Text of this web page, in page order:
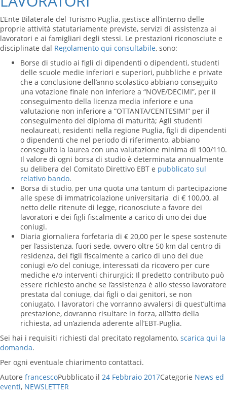
L’Ente Bilaterale del Turismo Puglia, gestisce all’interno delle
proprie attività statutariamente previste, servizi di assistenza ai
lavoratori e ai famigliari degli stessi. Le prestazioni riconosciute e
disciplinate dal Regolamento qui consultabile, sono:
Borse di studio ai figli di dipendenti o dipendenti, studenti
delle scuole medie inferiori e superiori, pubbliche e private
che a conclusione dell’anno scolastico abbiano conseguito
una votazione finale non inferiore a “NOVE/DECIMI”, per il
conseguimento della licenza media inferiore e una
valutazione non inferiore a “OTTANTA/CENTESIMI” per il
conseguimento del diploma di maturità; Agli studenti
neolaureati, residenti nella regione Puglia, figli di dipendenti
o dipendenti che nel periodo di riferimento, abbiano
conseguito la laurea con una valutazione minima di 100/110.
Il valore di ogni borsa di studio è determinata annualmente
su delibera del Comitato Direttivo EBT e pubblicato sul
relativo bando.
Borsa di studio, per una quota una tantum di partecipazione
alle spese di immatricolazione universitaria di € 100,00, al
netto delle ritenute di legge, riconosciute a favore dei
lavoratori e dei figli fiscalmente a carico di uno dei due
coniugi.
Diaria giornaliera forfetaria di € 20,00 per le spese sostenute
per l’assistenza, fuori sede, ovvero oltre 50 km dal centro di
residenza, dei figli fiscalmente a carico di uno dei due
coniugi e/o del coniuge, interessati da ricovero per cure
mediche e/o interventi chirurgici; Il predetto contributo può
essere richiesto anche se l’assistenza è allo stesso lavoratore
prestata dal coniuge, dai figli o dai genitori, se non
coniugato. I lavoratori che vorranno avvalersi di quest’ultima
prestazione, dovranno risultare in forza, all’atto della
richiesta, ad un’azienda aderente all’EBT-Puglia.
Sei hai i requisiti richiesti dal precitato regolamento, scarica qui la
domanda.
Per ogni eventuale chiarimento contattaci.
Autore francescoPubblicato il 24 Febbraio 2017Categorie News ed
eventi, NEWSLETTER